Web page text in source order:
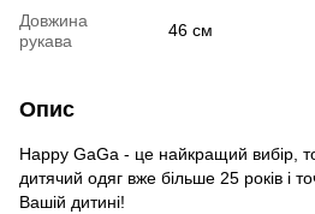
Довжина
рукава
46 см
Опис
Happy GaGa - це найкращий вибір,
дитячий одяг вже більше 25 років і
Вашій дитині!